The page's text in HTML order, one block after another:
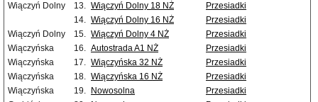
Wiączyń Dolny
13. Wiączyń Dolny 18 NŻ
Przesiadki
14. Wiączyń Dolny 16 NŻ
Przesiadki
Wiączyń Dolny
15. Wiączyń Dolny 4 NŻ
Przesiadki
Wiączyńska
16. Autostrada A1 NŻ
Przesiadki
Wiączyńska
17. Wiączyńska 32 NŻ
Przesiadki
Wiączyńska
18. Wiączyńska 16 NŻ
Przesiadki
Wiączyńska
19. Nowosolna
Przesiadki